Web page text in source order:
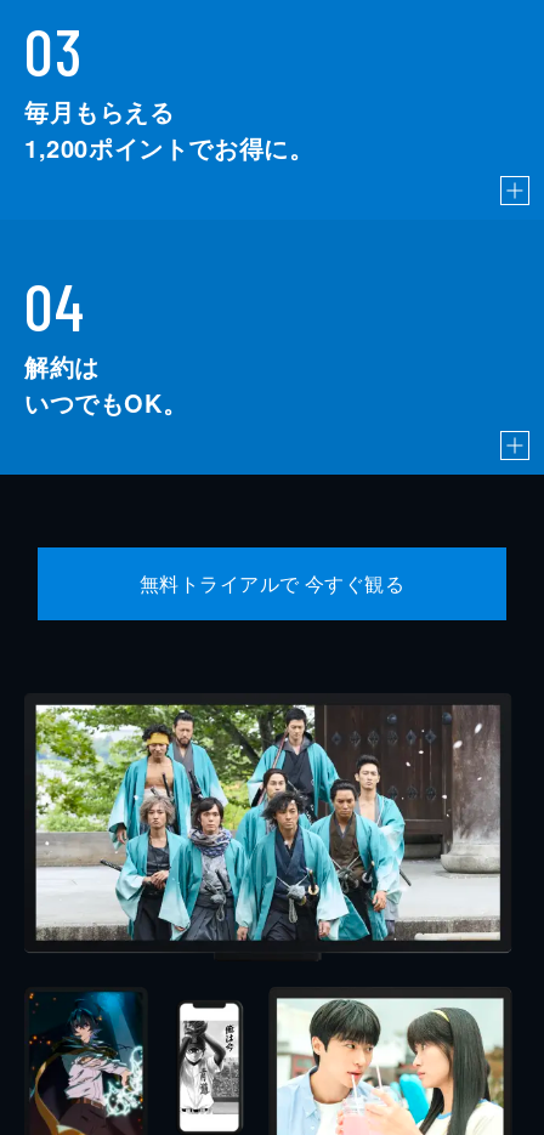
03
毎月もらえる
1,200ポイントでお得に。
04
解約は
いつでもOK。
無料トライアルで 今すぐ観る